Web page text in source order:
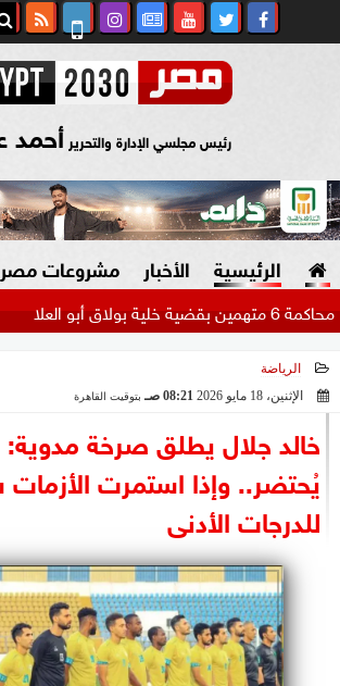
رئيس مجلسي الإدارة والتحرير أحمد
الرئيسية الأخبار
السياسة
الرئاسة
الوزارات
الأحزاب
مشروعات مصر
راتبه
الرياضة
الإثنين، 18 مايو 2026
08:21 صـ بتوقيت القاهرة
خالد جلال يطلق صرخة مدوية:
يُحتضر.. وإذا استمرت
للدرجات الأدنى